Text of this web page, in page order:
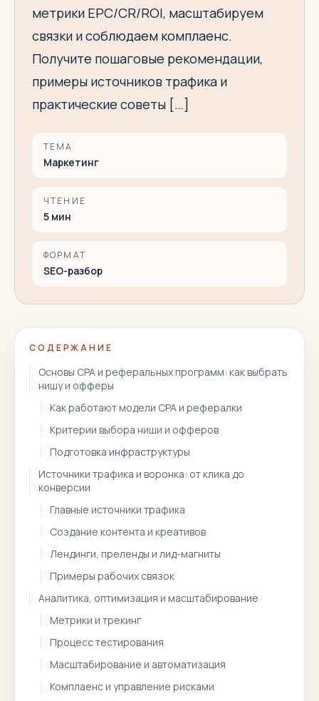
метрики EPC/CR/ROI, масштабируем
связки и соблюдаем комплаенс.
Получите пошаговые рекомендации,
примеры источников трафика и
практические советы […]
ТЕМА
Маркетинг
ЧТЕНИЕ
5 мин
ФОРМАТ
SEO-разбор
СОДЕРЖАНИЕ
Основы CPA и реферальных программ: как выбрать
нишу и офферы
Как работают модели CPA и рефералки
Критерии выбора ниши и офферов
Подготовка инфраструктуры
Источники трафика и воронка: от клика до
конверсии
Главные источники трафика
Создание контента и креативов
Лендинги, преленды и лид-магниты
Примеры рабочих связок
Аналитика, оптимизация и масштабирование
Метрики и трекинг
Процесс тестирования
Масштабирование и автоматизация
Комплаенс и управление рисками